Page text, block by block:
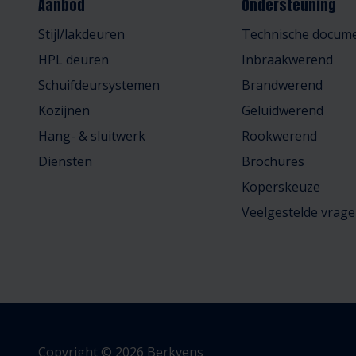
Aanbod
Stijl/lakdeuren
HPL deuren
Schuifdeursystemen
Kozijnen
Hang- & sluitwerk
Diensten
Ondersteuning
Technische
Inbraakwerend
Brandwerend
Geluidwerend
Rookwerend
Brochures
Koperskeuze
Veelgestelde
Copyright © 2026 Berkvens